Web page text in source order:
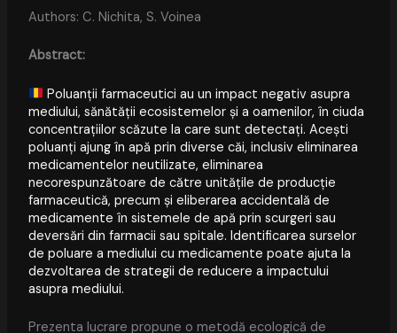
Authors: C. Nichita, S. Voinea
Abstract:
Poluanții farmaceutici au un impact negativ asupra
mediului, sănătății ecosistemelor și a oamenilor, în ciuda
concentrațiilor scăzute la care sunt detectați. Acești
poluanți ajung în apă prin diverse căi, inclusiv eliminarea
medicamentelor neutilizate, eliminarea
necorespunzătoare de către unitățile de producție
farmaceutică, precum și eliberarea accidentală de
medicamente în sistemele de apă prin scurgeri sau
deversări din farmacii sau spitale. Identificarea surselor
de poluare a mediului cu medicamente poate ajuta la
dezvoltarea de strategii de reducere a impactului
asupra mediului.
Prezenta lucrare propune o metodă ecologică de